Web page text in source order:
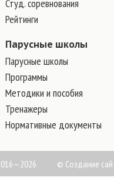
Студ. соревнования
Рейтинги
Парусные школы
Парусные школы
Программы
Методики и пособия
Тренажеры
Нормативные документы
© Создание